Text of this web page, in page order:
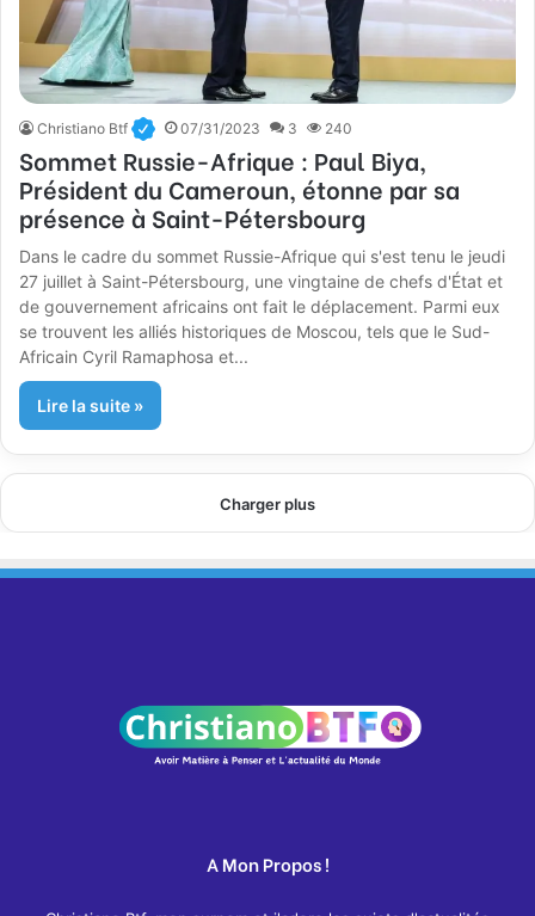
Christiano Btf 07/31/2023 3 240
Sommet Russie-Afrique : Paul Biya,
Président du Cameroun, étonne par sa
présence à Saint-Pétersbourg
Dans le cadre du sommet Russie-Afrique qui s'est tenu le jeudi
27 juillet à Saint-Pétersbourg, une vingtaine de chefs d'État et
de gouvernement africains ont fait le déplacement. Parmi eux
se trouvent les alliés historiques de Moscou, tels que le Sud-
Africain Cyril Ramaphosa et...
Lire la suite »
Charger plus
A Mon Propos !